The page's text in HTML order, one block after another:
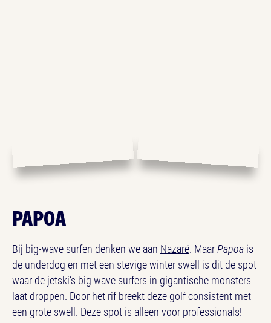
PAPOA
Bij big-wave surfen denken we aan Nazaré. MaarPapoa is
de underdog en met een stevige winter swell is dit de spot
waar de jetski’s big wave surfers in gigantische monsters
laat droppen. Door het rif breekt deze golf consistent met
een grote swell. Deze spot is alleen voor professionals!